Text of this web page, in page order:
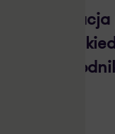
jak i od